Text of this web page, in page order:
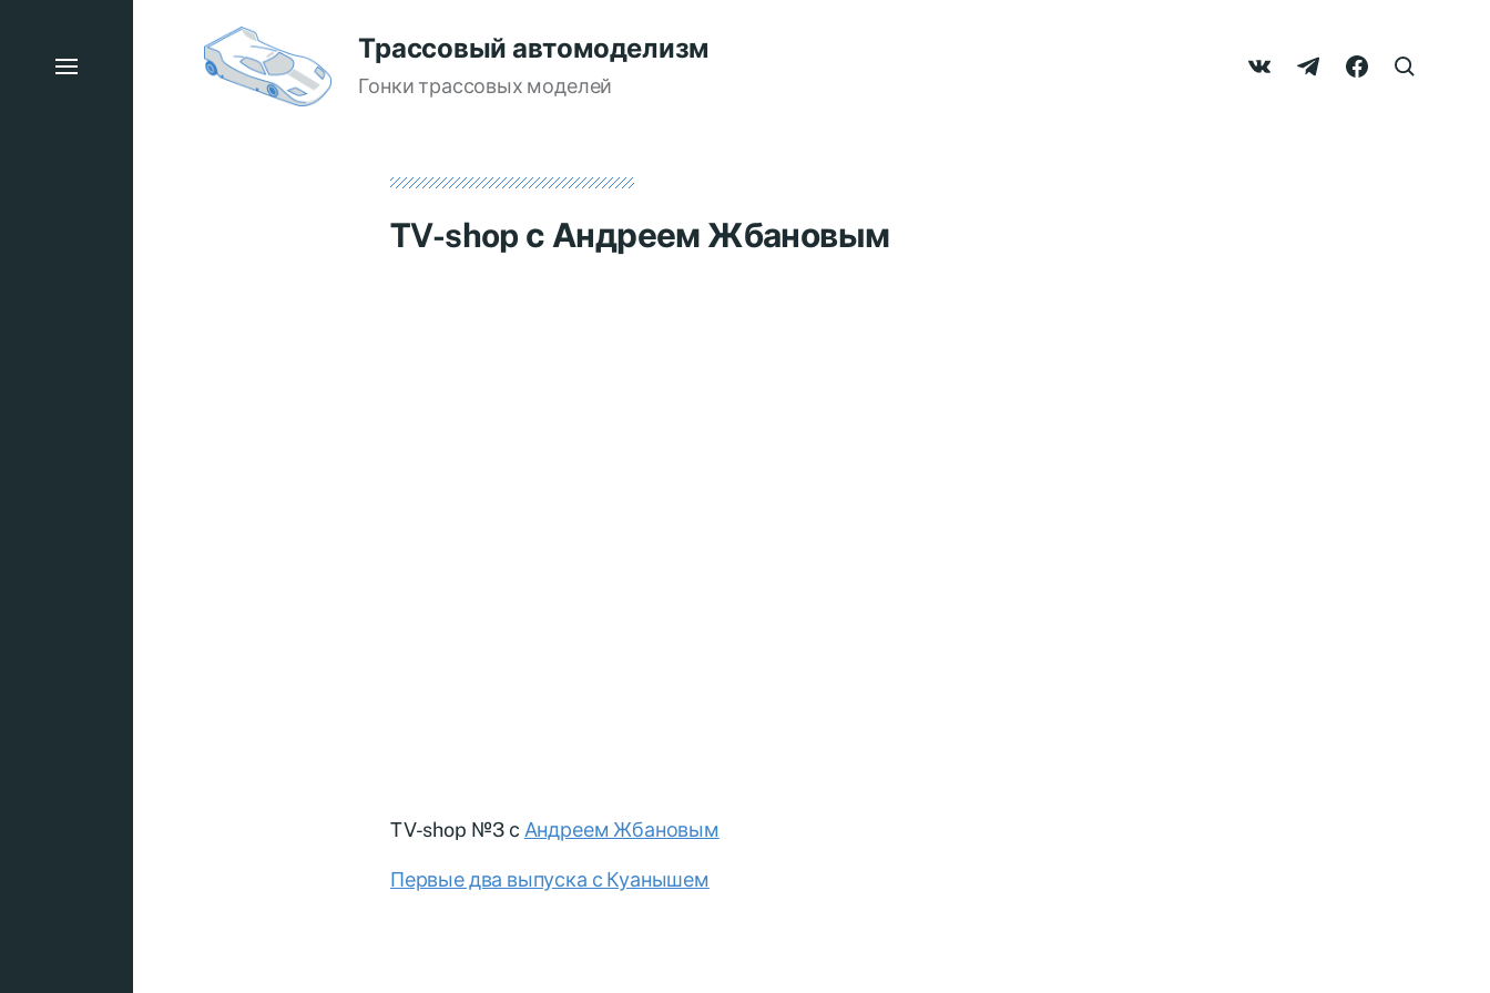
Трассовый автомоделизм
Гонки трассовых моделей
TV-shop с Андреем Жбановым
TV-shop №3 с Андреем Жбановым
Первые два выпуска с Куанышем